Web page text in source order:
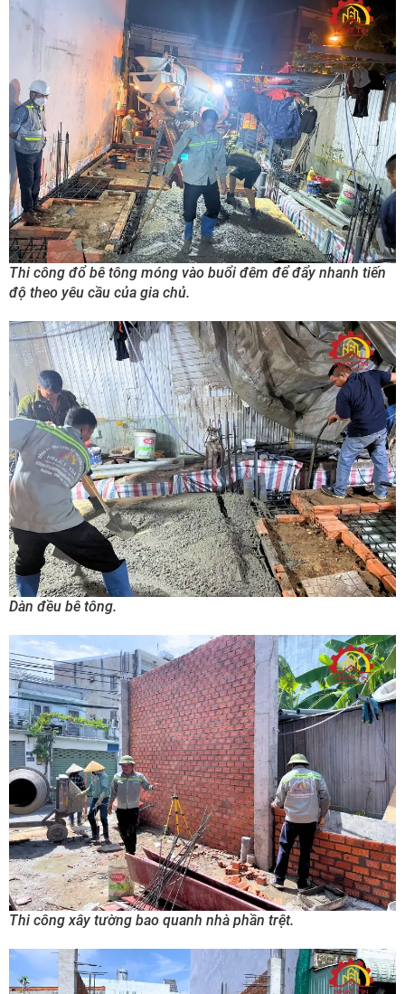
Thi công đổ bê tông móng vào buổi đêm để đẩy nhanh tiến
độ theo yêu cầu của gia chủ.
Dàn đều bê tông.
Thi công xây tường bao quanh nhà phần trệt.